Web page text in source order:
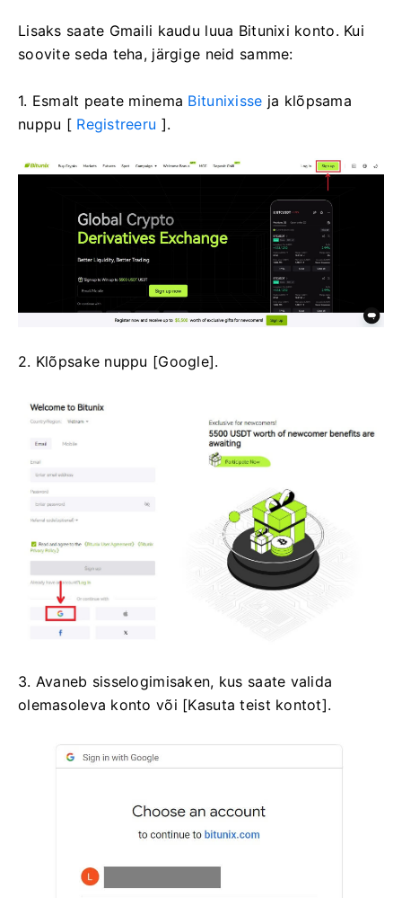
Lisaks saate Gmaili kaudu luua Bitunixi konto. Kui
soovite seda teha, järgige neid samme:
1. Esmalt peate minema Bitunixisse ja klõpsama
nuppu [ Registreeru ].
2. Klõpsake nuppu [Google].
3. Avaneb sisselogimisaken, kus saate valida
olemasoleva konto või [Kasuta teist kontot].